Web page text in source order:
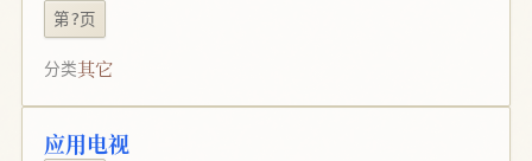
第?页
分类其它
应用电视